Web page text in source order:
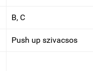
B, C
Push up szivacsos